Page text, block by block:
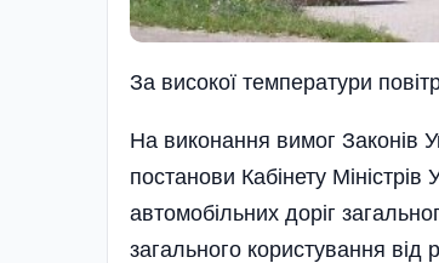
За високої температури
На виконання вимог Законів
постанови Кабі­нету
автомобільних доріг
загального користування